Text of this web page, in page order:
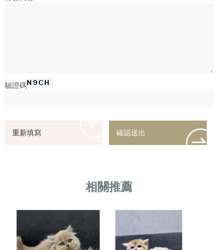
驗證碼